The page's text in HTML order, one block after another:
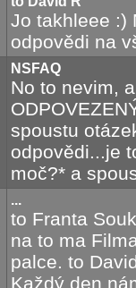
Jo takhleee :)
odpovědi na
NSFAQ
No to nevim,
spoustu
odpovědi...je
moč?* a
...
to Franta
na to ma
palce. to
Každý den